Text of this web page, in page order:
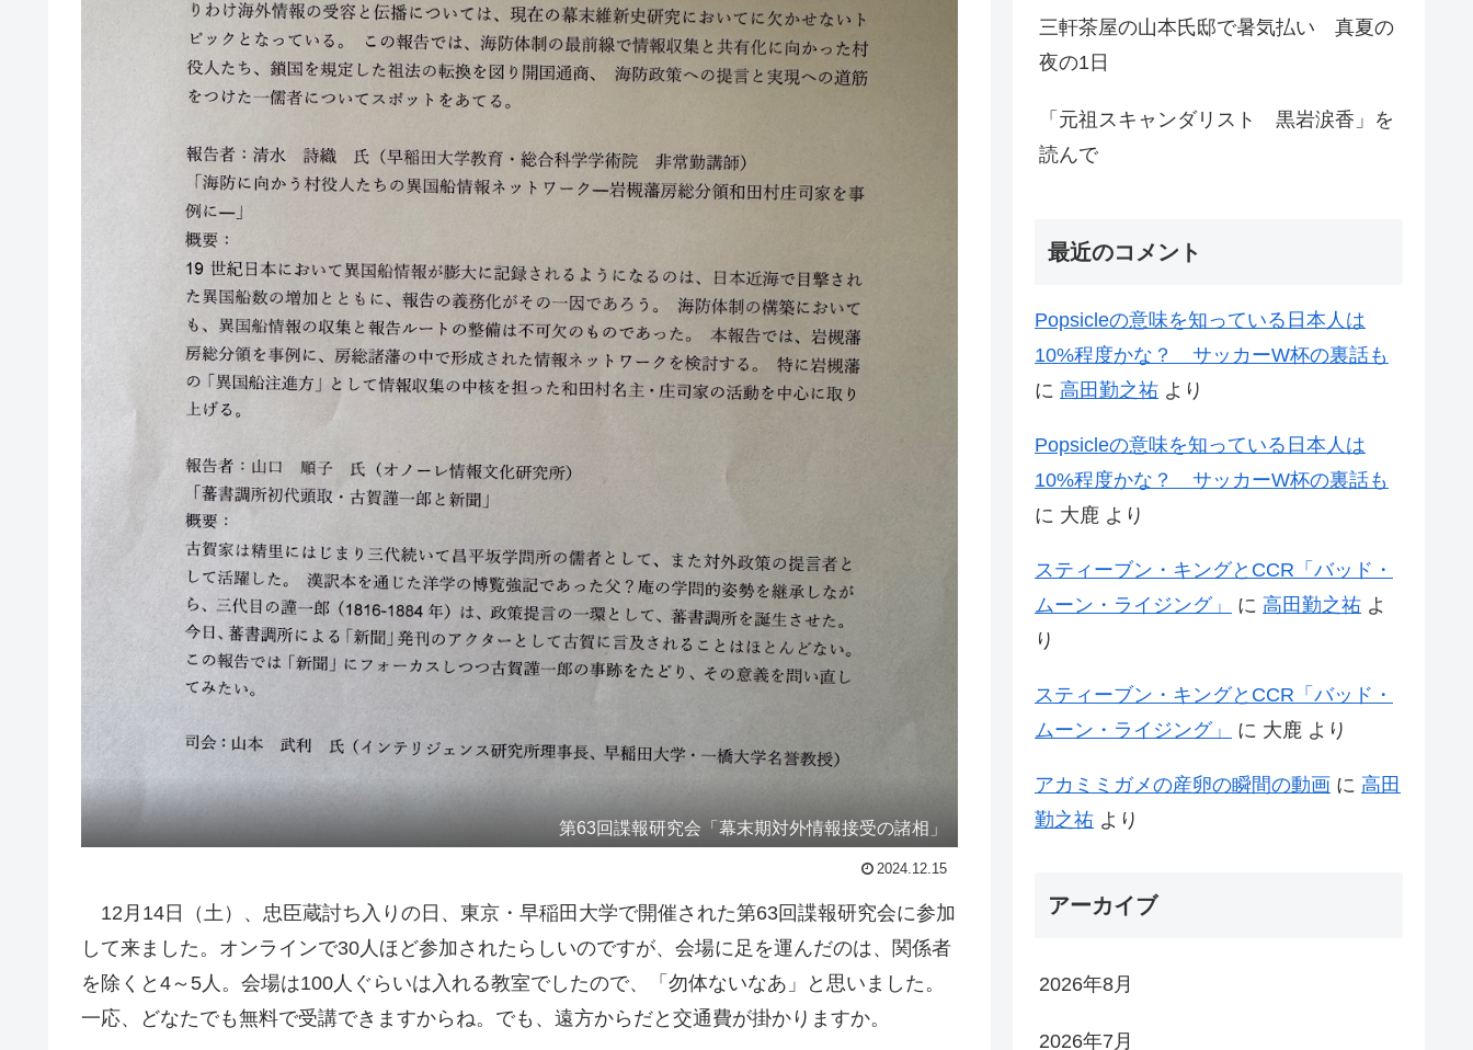
第63回諜報研究会「幕末期対外情報接受の諸相」
2024.12.15
12月14日（土）、忠臣蔵討ち入りの日、東京・早稲田大学で開催された第63回諜報研究会に参加
して来ました。オンラインで30人ほど参加されたらしいのですが、会場に足を運んだのは、関係者
を除くと4～5人。会場は100人ぐらいは入れる教室でしたので、「勿体ないなあ」と思いました。
一応、どなたでも無料で受講できますからね。でも、遠方からだと交通費が掛かりますか。
三軒茶屋の山本氏邸で暑気払い 真夏の
夜の1日
「元祖スキャンダリスト 黒岩涙香」を
読んで
最近のコメント
Popsicleの意味を知っている日本人は
10%程度かな？ サッカーW杯の裏話も
に 高田勤之祐 より
Popsicleの意味を知っている日本人は
10%程度かな？ サッカーW杯の裏話も
に 大鹿 より
スティーブン・キングとCCR「バッド・
ムーン・ライジング」
に 高田勤之祐 よ
り
スティーブン・キングとCCR「バッド・
ムーン・ライジング」
に 大鹿 より
アカミミガメの産卵の瞬間の動画 に 高田
勤之祐 より
アーカイブ
2026年8月
2026年7月